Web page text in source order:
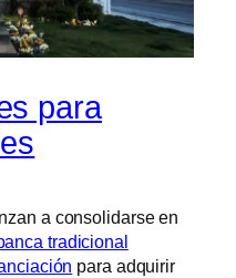
para
a consolidarse en
tradicional
para adquirir